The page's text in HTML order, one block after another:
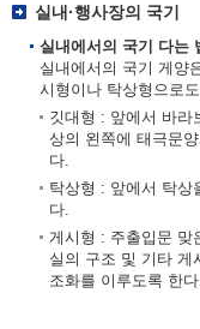
실내·행사장의 국기
실내에서의 국기 다는
실내에서의 국기 게양
시형이나 탁상형으로
깃대형 : 앞에서 바라
상의 왼쪽에 태극문
다.
탁상형 : 앞에서 탁상
다.
게시형 : 주출입문 맞
실의 구조 및 기타 게
조화를 이루도록 한